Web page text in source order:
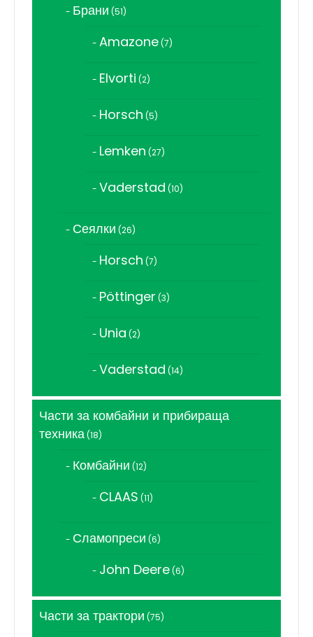
Брани 5151
Amazone 77
Elvorti 22
Horsch 55
Lemken 2727
Vaderstad 1010
Сеялки 2626
Horsch 77
Pöttinger 33
Unia 22
Vaderstad 1414
Части за комбайни и прибираща
техника 1818
Комбайни 1212
CLAAS 1111
Сламопреси 66
John Deere 66
Части за трактори 7575